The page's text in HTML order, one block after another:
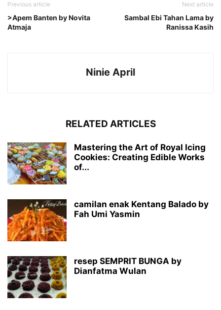
Previous article
>Apem Banten by Novita
Atmaja
Next article
Sambal Ebi Tahan Lama by
Ranissa Kasih
Ninie April
RELATED ARTICLES
Mastering the Art of Royal Icing
Cookies: Creating Edible Works
of...
camilan enak Kentang Balado by
Fah Umi Yasmin
resep SEMPRIT BUNGA by
Dianfatma Wulan